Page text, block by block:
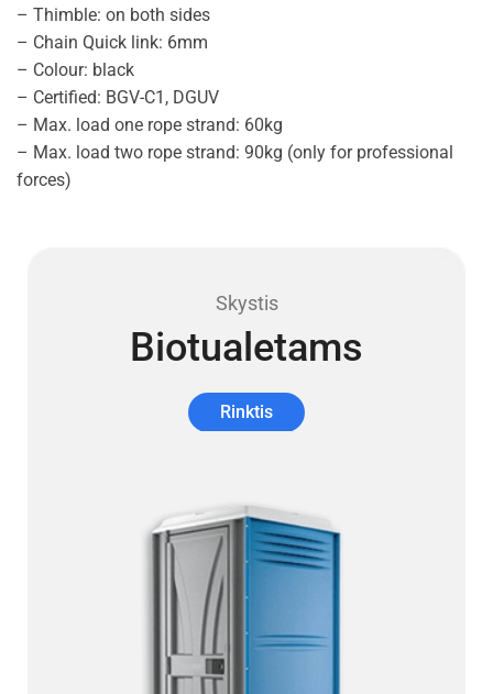
– Thimble: on both sides
– Chain Quick link: 6mm
– Colour: black
– Certified: BGV-C1, DGUV
– Max. load one rope strand: 60kg
– Max. load two rope strand: 90kg (only for professional
forces)
Skystis
Biotualetams
Rinktis